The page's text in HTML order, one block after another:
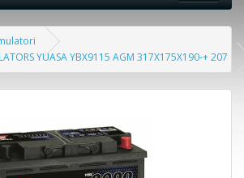
YUASA YBX9115 AGM 317X175X190-+ 207